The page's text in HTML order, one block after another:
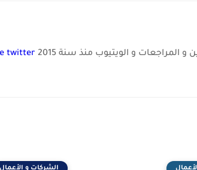
المراجعات و الويتيوب منذ سنة 2015 twitter
الشركات و الأعمال